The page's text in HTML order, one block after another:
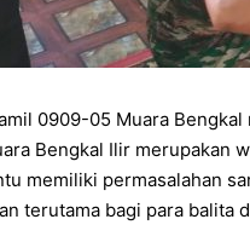
0909-05 Muara
Bengkal Ilir merupakan
memiliki permasalahan
terutama bagi para balita